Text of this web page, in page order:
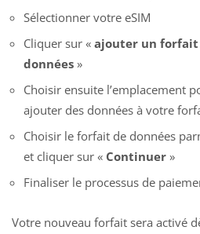
Sélectionner votre eSIM
Cliquer sur «ajouter un forfait
données »
Choisir ensuite l’emplacement
ajouter des données à votre
Choisir le forfait de données
et cliquer sur « Continuer »
Finaliser le processus de
Votre nouveau forfait sera activé